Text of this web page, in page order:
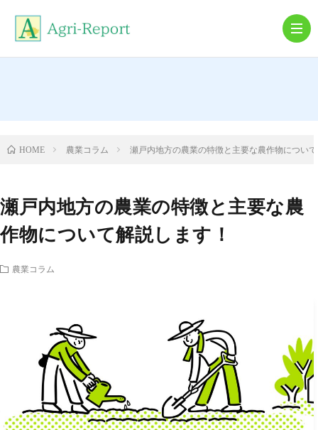
ラ
ム
HOME 農業コラム 瀬戸内地方の農業の特徴と主要な農作物につい
瀬戸内地方の農業の特徴と主要な農
作物について解説します！
農業コラム